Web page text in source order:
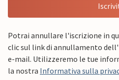
Potrai annullare l'iscrizione in
clic sul link di annullamento
e-mail. Utilizzeremo le tue
la nostra Informativa sulla